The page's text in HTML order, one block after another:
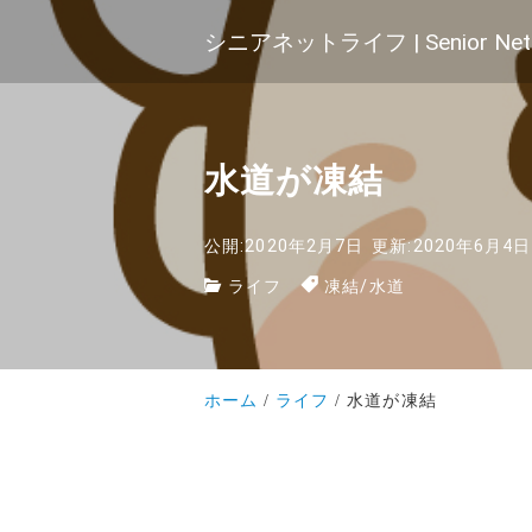
シニアネットライフ | Senior
水道が凍結
公開:2020年2月7日
更新:2020年6月4日
ライフ
凍結/水道
ホーム ライフ 水道が凍結